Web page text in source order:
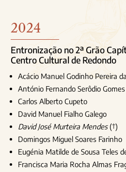
2024
Entronização no 2ª Grão
Centro Cultural de Redondo
Acácio Manuel Godinho Pereira
António Fernando Serôdio
Carlos Alberto Cupeto
David Manuel Fialho Galego
David José Murteira Mendes(†)
Domingos Miguel Soares Farinho
Eugénia Matilde de Sousa Teles
Francisca Maria Rocha Almas